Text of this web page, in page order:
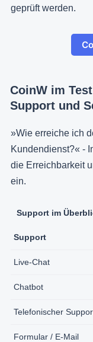
geprüft werden.
CoinW im
Support und
»Wie erreiche ich
Kundendienst?« -
die Erreichbarkeit
ein.
Support im
Support
Live-Chat
Chatbot
Telefonischer
Formular / E-Mail